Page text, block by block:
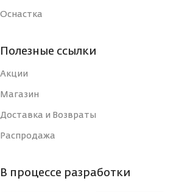
Оснастка
Полезные ссылки
Акции
Магазин
Доставка и Возвраты
Распродажа
В процессе разработки